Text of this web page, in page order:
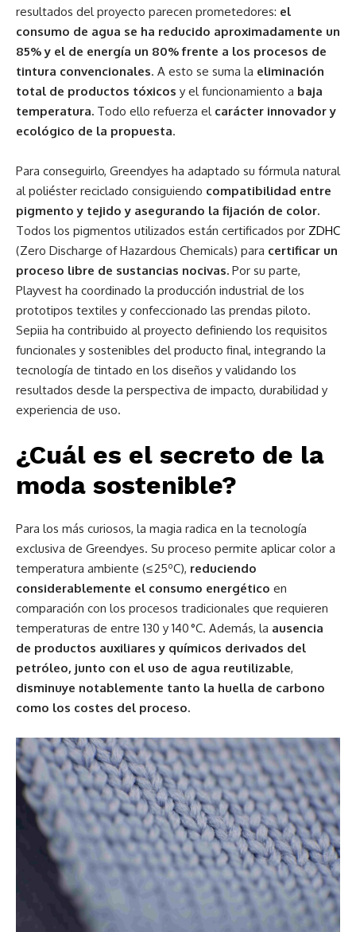
resultados del proyecto parecen prometedores: el
consumo de agua se ha reducido aproximadamente un
85% y el de energía un 80% frente a los procesos de
tintura convencionales. A esto se suma la eliminación
total de productos tóxicos y el funcionamiento a baja
temperatura. Todo ello refuerza el carácter innovador y
ecológico de la propuesta.
Para conseguirlo, Greendyes ha adaptado su fórmula natural
al poliéster reciclado consiguiendo compatibilidad entre
pigmento y tejido y asegurando la fijación de color.
Todos los pigmentos utilizados están certificados por ZDHC
(Zero Discharge of Hazardous Chemicals) para certificar un
proceso libre de sustancias nocivas. Por su parte,
Playvest ha coordinado la producción industrial de los
prototipos textiles y confeccionado las prendas piloto.
Sepiia ha contribuido al proyecto definiendo los requisitos
funcionales y sostenibles del producto final, integrando la
tecnología de tintado en los diseños y validando los
resultados desde la perspectiva de impacto, durabilidad y
experiencia de uso.
¿Cuál es el secreto de la
moda sostenible?
Para los más curiosos, la magia radica en la tecnología
exclusiva de Greendyes. Su proceso permite aplicar color a
temperatura ambiente (≤ 25ºC), reduciendo
considerablemente el consumo energético en
comparación con los procesos tradicionales que requieren
temperaturas de entre 130 y 140 °C. Además, la ausencia
de productos auxiliares y químicos derivados del
petróleo, junto con el uso de agua reutilizable,
disminuye notablemente tanto la huella de carbono
como los costes del proceso.